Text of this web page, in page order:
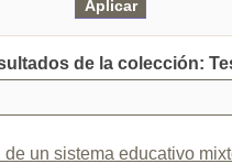
de la colección:
de un sistema educativo